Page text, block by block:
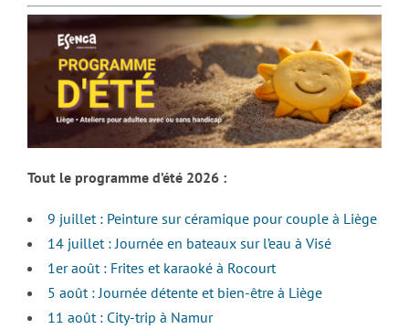
Tout le programme d’été 2026 :
9 juillet : Peinture sur céramique pour couple à Liège
14 juillet : Journée en bateaux sur l’eau à Visé
1er août : Frites et karaoké à Rocourt
5 août : Journée détente et bien-être à Liège
11 août : City-trip à Namur